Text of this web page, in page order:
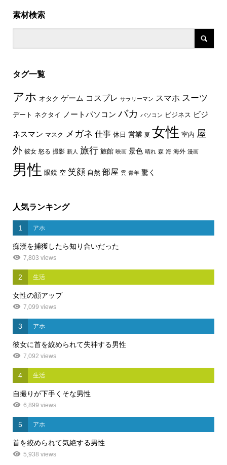
素材検索
タグ一覧
アホ オタク ゲーム コスプレ サラリーマン スマホ スーツ
デート ネクタイ ノートパソコン バカ パソコン ビジネス ビジ
ネスマン マスク メガネ 仕事 休日 営業 夏 女性 室内 屋
外 彼女 怒る 撮影 新人 旅行 旅館 映画 景色 晴れ 森 海 海外 漫画
男性 眼鏡 空 笑顔 自然 部屋 雲 青年 驚く
人気ランキング
1 アホ
痴漢を捕獲したら知り合いだった
7,803 views
2 生活
女性の顔アップ
7,099 views
3 アホ
彼女に首を絞められて失神する男性
7,092 views
4 生活
自撮りが下手くそな男性
6,899 views
5 アホ
首を絞められて気絶する男性
5,938 views